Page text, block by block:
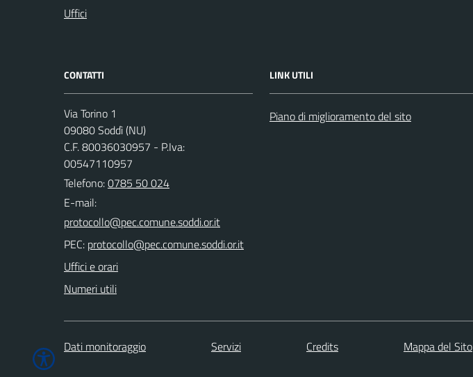
Uffici
CONTATTI
Via Torino 1
09080 Soddì (NU)
C.F. 80036030957 - P.Iva:
00547110957
Telefono:0785 50 024
E-mail:
PEC:
Uffici e orari
Numeri utili
LINK UTILI
Piano di miglioramento del sito
Dati monitoraggio Servizi Credits Mappa del Sito